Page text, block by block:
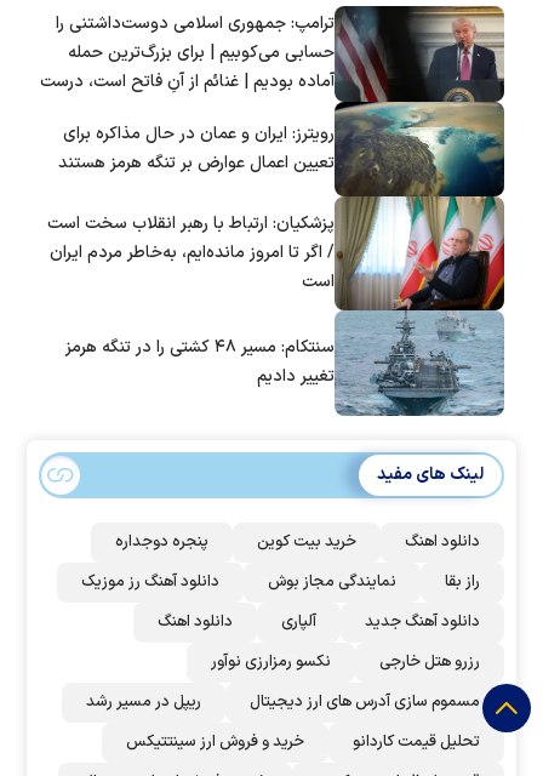
ترامپ: جمهوری اسلامی دوست‌داشتنی را
حسابی می‌کوبیم | برای بزرگ‌ترین حمله
آماده بودیم | غنائم از آنِ فاتح است، درست
رویترز: ایران و عمان در حال مذاکره برای
تعیین اعمال عوارض بر تنگه هرمز هستند
پزشکیان: ارتباط با رهبر انقلاب سخت است
/ اگر تا امروز مانده‌ایم، به‌خاطر مردم ایران
است
سنتکام: مسیر ۴۸ کشتی را در تنگه هرمز
تغییر دادیم
لینک های مفید
دانلود اهنگ خرید بیت کوین
پنجره دوجداره
راز بقا
نمایندگی مجاز بوش
دانلود آهنگ رز‌ موزیک
دانلود آهنگ جدید
آلپاری
دانلود اهنگ
رزرو هتل خارجی
نکسو رمزارزی نوآور
مسموم سازی آدرس های ارز دیجیتال
ریپل در مسیر رشد
تحلیل قیمت کاردانو
خرید و فروش ارز سینتتیکس